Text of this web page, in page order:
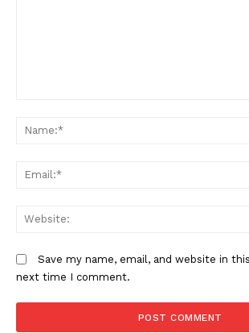
Save my name, email, and website in
next time I comment.